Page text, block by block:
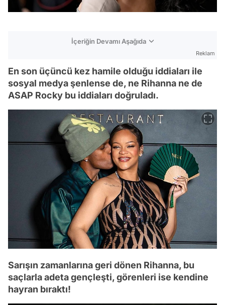
İçeriğin Devamı Aşağıda
Reklam
En son üçüncü kez hamile olduğu iddiaları ile
sosyal medya şenlense de, ne Rihanna ne de
ASAP Rocky bu iddiaları doğruladı.
Sarışın zamanlarına geri dönen Rihanna, bu
saçlarla adeta gençleşti, görenleri ise kendine
hayran bıraktı!